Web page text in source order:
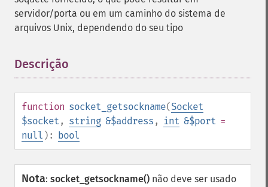
servidor/porta ou em um caminho do sistema de
arquivos Unix, dependendo do seu tipo
Descrição
function socket_getsockname(Socket
$socket , string &$address , int &$port =
null ): bool
Nota: socket_getsockname() não deve ser usado